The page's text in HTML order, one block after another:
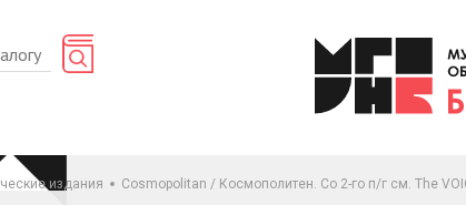
издания Cosmopolitan / Космополитен. Со 2-го п/г см. The